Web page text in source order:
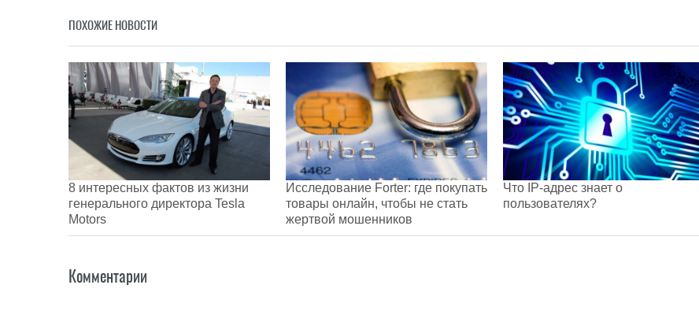
ПОХОЖИЕ НОВОСТИ
8 интересных фактов из жизни
генерального директора Tesla
Motors
Исследование Forter: где покупать
товары онлайн, чтобы не стать
жертвой мошенников
Что IP-адрес знает о
пользователях?
Комментарии